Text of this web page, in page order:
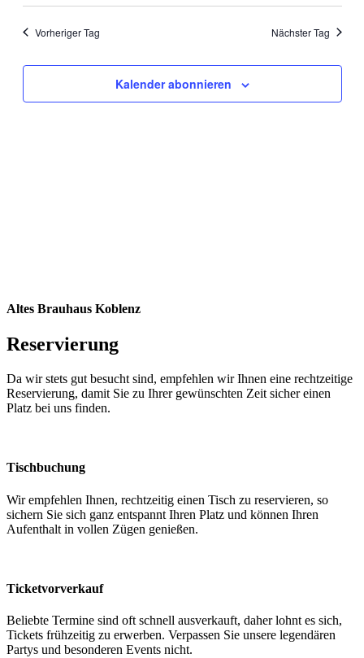
Vorheriger Tag
Nächster Tag
Kalender abonnieren
Altes Brauhaus Koblenz
Reservierung
Da wir stets gut besucht sind, empfehlen wir Ihnen eine rechtzeitige
Reservierung, damit Sie zu Ihrer gewünschten Zeit sicher einen
Platz bei uns finden.
Tischbuchung
Wir empfehlen Ihnen, rechtzeitig einen Tisch zu reservieren, so
sichern Sie sich ganz entspannt Ihren Platz und können Ihren
Aufenthalt in vollen Zügen genießen.
Ticketvorverkauf
Beliebte Termine sind oft schnell ausverkauft, daher lohnt es sich,
Tickets frühzeitig zu erwerben. Verpassen Sie unsere legendären
Partys und besonderen Events nicht.